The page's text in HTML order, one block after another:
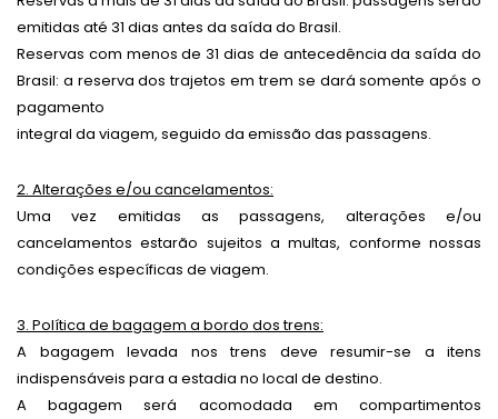
emitidas até 31 dias antes da saída do Brasil.
Reservas com menos de 31 dias de antecedência da saída do
Brasil: a reserva dos trajetos em trem se dará somente após o
pagamento
integral da viagem, seguido da emissão das passagens.
2. Alterações e/ou cancelamentos:
Uma vez emitidas as passagens, alterações e/ou
cancelamentos estarão sujeitos a multas, conforme nossas
condições específicas de viagem.
3. Política de bagagem a bordo dos trens:
A bagagem levada nos trens deve resumir-se a itens
indispensáveis para a estadia no local de destino.
A bagagem será acomodada em compartimentos